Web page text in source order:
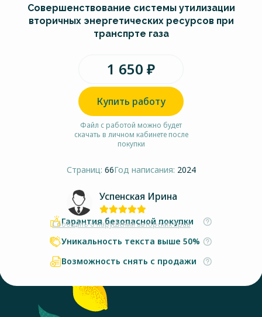
Совершенствование системы утилизации
вторичных энергетических ресурсов при
транспрте газа
1 650 ₽
Купить работу
Файл с работой можно будет
скачать в личном кабинете после
покупки
Страниц: 66Год написания: 2024
Успенская Ирина
Сообщить о нарушении авторских прав
Гарантия безопасной покупки
Уникальность текста выше 50%
Возможность снять с продажи